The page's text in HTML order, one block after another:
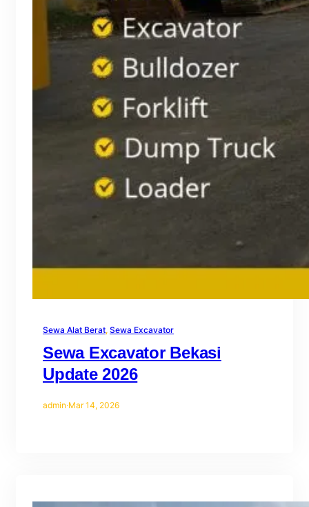
Sewa Alat Berat, Sewa Excavator
Sewa Excavator Bekasi
Update 2026
admin·Mar 14, 2026